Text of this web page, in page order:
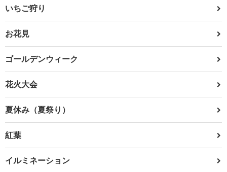
いちご狩り
お花見
ゴールデンウィーク
花火大会
夏休み（夏祭り）
紅葉
イルミネーション